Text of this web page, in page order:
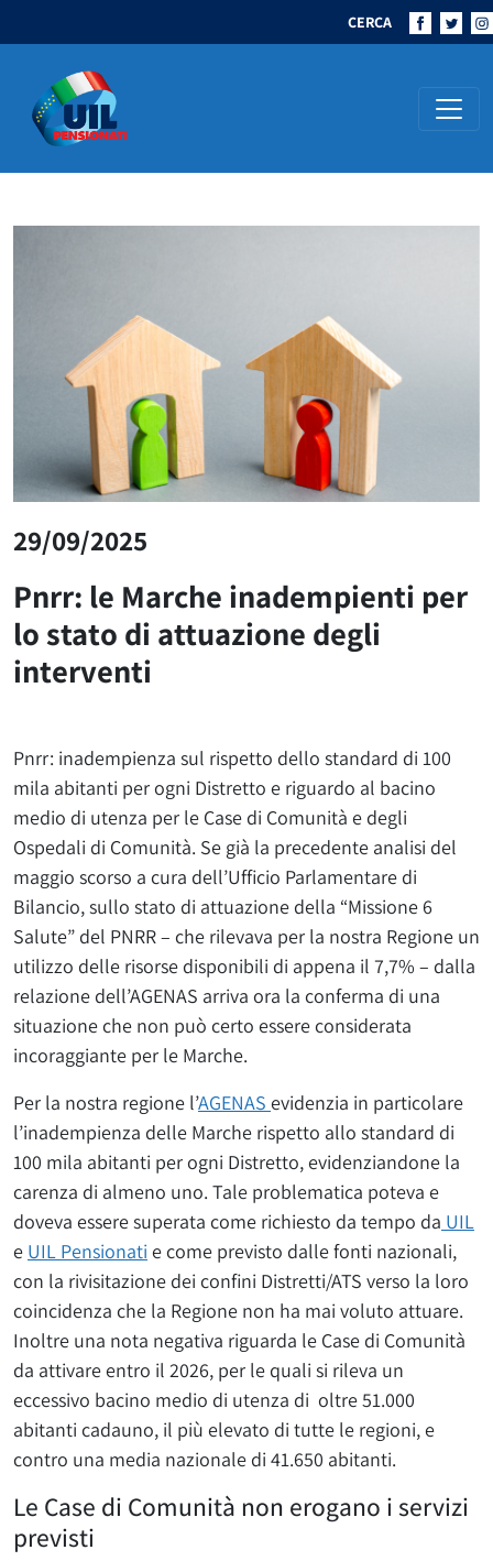
CERCA
Navigazione principale
29/09/2025
Pnrr: le Marche inadempienti per
lo stato di attuazione degli
interventi
Pnrr: inadempienza sul rispetto dello standard di 100
mila abitanti per ogni Distretto e riguardo al bacino
medio di utenza per le Case di Comunità e degli
Ospedali di Comunità. Se già la precedente analisi del
maggio scorso a cura dell’Ufficio Parlamentare di
Bilancio, sullo stato di attuazione della “Missione 6
Salute” del PNRR – che rilevava per la nostra Regione un
utilizzo delle risorse disponibili di appena il 7,7% – dalla
relazione dell’AGENAS arriva ora la conferma di una
situazione che non può certo essere considerata
incoraggiante per le Marche.
Per la nostra regione l’AGENAS evidenzia in particolare
l’inadempienza delle Marche rispetto allo standard di
100 mila abitanti per ogni Distretto, evidenziandone la
carenza di almeno uno. Tale problematica poteva e
doveva essere superata come richiesto da tempo da UIL
e UIL Pensionati e come previsto dalle fonti nazionali,
con la rivisitazione dei confini Distretti/ATS verso la loro
coincidenza che la Regione non ha mai voluto attuare.
Inoltre una nota negativa riguarda le Case di Comunità
da attivare entro il 2026, per le quali si rileva un
eccessivo bacino medio di utenza di oltre 51.000
abitanti cadauno, il più elevato di tutte le regioni, e
contro una media nazionale di 41.650 abitanti.
Le Case di Comunità non erogano i servizi
previsti